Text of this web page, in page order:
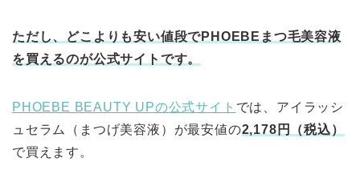
ただし、どこよりも安い値段でPHOEBEまつ毛美容液
を買えるのが公式サイトです。
PHOEBE BEAUTY UPの公式サイト では、アイラッシ
ュセラム（まつげ美容液）が最安値の2,178円（税込）
で買えます。